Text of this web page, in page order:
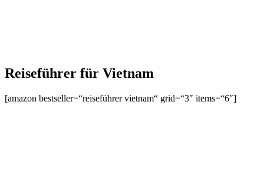
Reiseführer für Vietnam
[amazon bestseller=“reiseführer vietnam“ grid=“3″ items=“6″]